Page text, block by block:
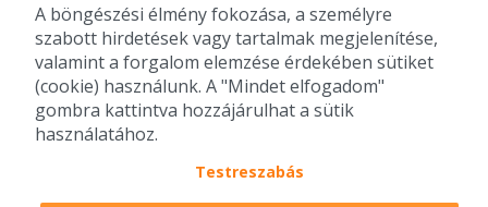
A böngészési élmény fokozása, a személyre
szabott hirdetések vagy tartalmak megjelenítése,
valamint a forgalom elemzése érdekében sütiket
(cookie) használunk. A "Mindet elfogadom"
gombra kattintva hozzájárulhat a sütik
használatához.
Testreszabás